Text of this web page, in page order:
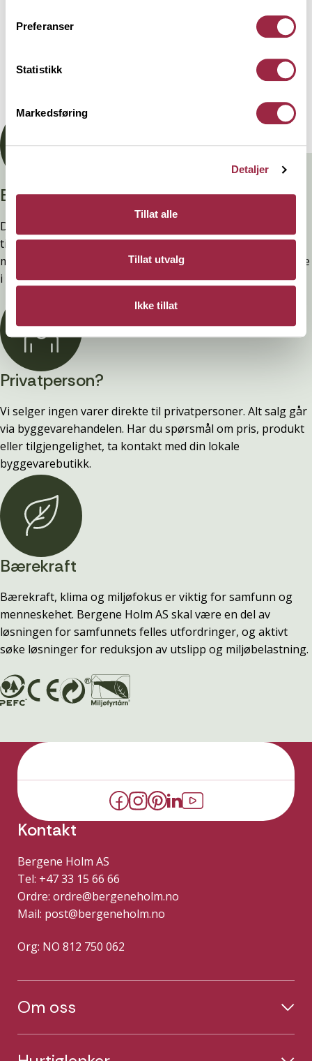
Preferanser
Statistikk
Markedsføring
Detaljer
Tillat alle
Tillat utvalg
Ikke tillat
Branntestet
Denne kledninger er testet, dokumentert, godkjent og
tilfredsstiller preakseptert ytelse for brann (D-s2,d0) ved
montering. Ytelsen opprettholdes ved å følge anvisningene
i våre FDV-er.
Privatperson?
Vi selger ingen varer direkte til privatpersoner. Alt salg går
via byggevarehandelen. Har du spørsmål om pris, produkt
eller tilgjengelighet, ta kontakt med din lokale
byggevarebutikk.
Bærekraft
Bærekraft, klima og miljøfokus er viktig for samfunn og
menneskehet. Bergene Holm AS skal være en del av
løsningen for samfunnets felles utfordringer, og aktivt
søke løsninger for reduksjon av utslipp og miljøbelastning.
Kontakt
Bergene Holm AS
Tel: +47 33 15 66 66
Ordre: ordre@bergeneholm.no
Mail: post@bergeneholm.no
Org: NO 812 750 062
Om oss